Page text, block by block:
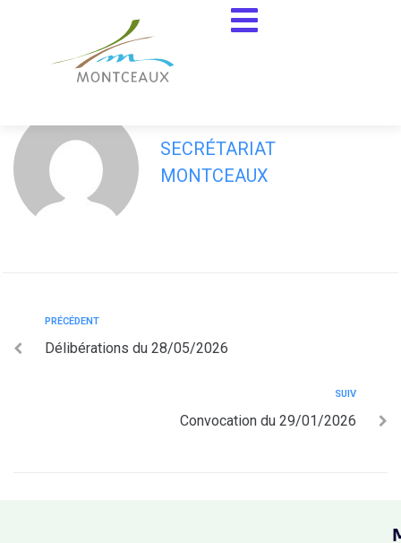
Convocation du 28/05/2026
SECRÉTARIAT
MONTCEAUX
PRÉCÉDENT
Délibérations du 28/05/2026
SUIV
Convocation du 29/01/2026